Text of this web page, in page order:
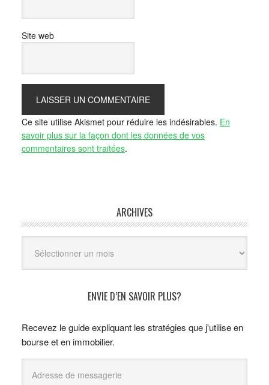
Site web
Ce site utilise Akismet pour réduire les indésirables. En
savoir plus sur la façon dont les données de vos
commentaires sont traitées.
ARCHIVES
ENVIE D’EN SAVOIR PLUS?
Recevez le guide expliquant les stratégies que j'utilise en
bourse et en immobilier.